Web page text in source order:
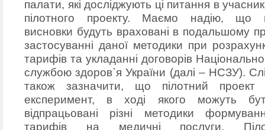
палати, які досліджують ці питання в
пілотного проекту. Маємо надію, що
висновки будуть враховані в подальшому
застосуванні даної методики при
тарифів та укладанні договорів
службою здоров`я України (далі – НСЗУ).
також зазначити, що пілотний проект
експеримент, в ході якого можуть
відпрацьовані різні методики
тарифів на медичні послуги.